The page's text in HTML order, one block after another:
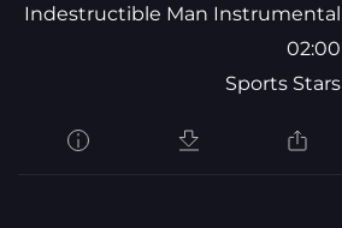
Indestructible Man Instrumental
02:00
Sports Stars